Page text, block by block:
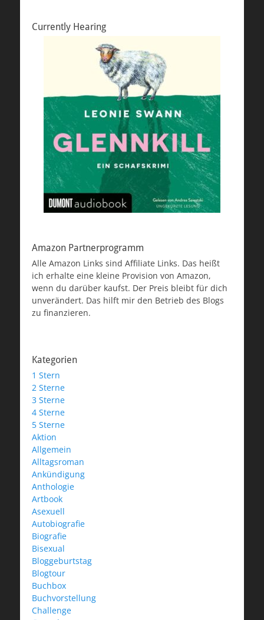
Currently Hearing
Amazon Partnerprogramm
Alle Amazon Links sind Affiliate Links. Das heißt
ich erhalte eine kleine Provision von Amazon,
wenn du darüber kaufst. Der Preis bleibt für dich
unverändert. Das hilft mir den Betrieb des Blogs
zu finanzieren.
Kategorien
1 Stern
2 Sterne
3 Sterne
4 Sterne
5 Sterne
Aktion
Allgemein
Alltagsroman
Ankündigung
Anthologie
Artbook
Asexuell
Autobiografie
Biografie
Bisexual
Bloggeburtstag
Blogtour
Buchbox
Buchvorstellung
Challenge